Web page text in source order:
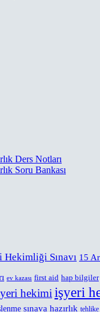
Ders Notları
Soru Bankası
Sınavı 15
ev kazası first aid hap bilgiler
hekimi işyeri
sınava hazırlık tehlike